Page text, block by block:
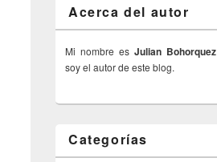
Acerca del autor
Mi nombre es Julian Bohorquez
soy el autor de este blog.
Categorías